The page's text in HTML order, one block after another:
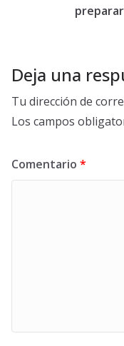
Deja una
Tu dirección de
Los campos
Comentario *